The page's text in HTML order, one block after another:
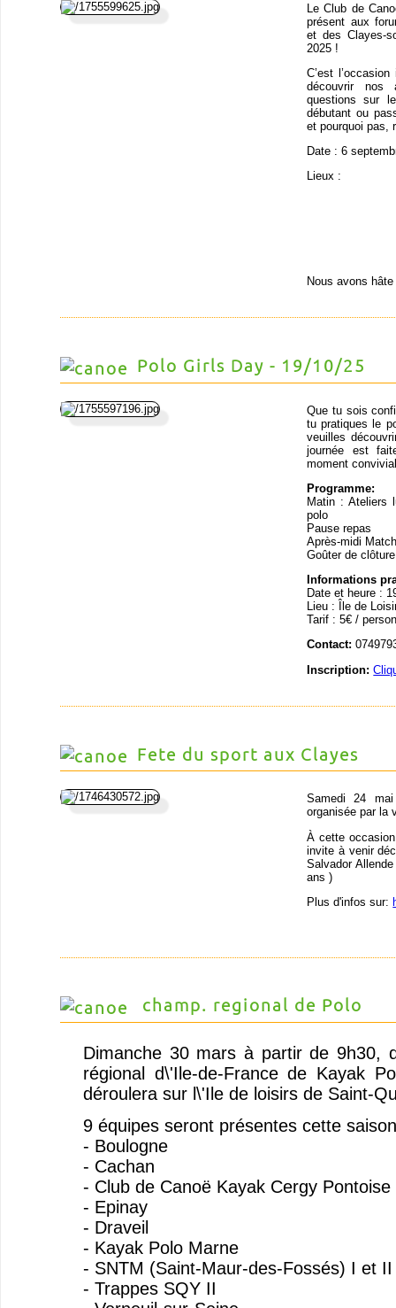
Le Club de
présent aux
et des Clayes-
2025 !
C’est
découvrir nos
questions sur
débutant ou
et pourquoi pas,
Date : 6
Lieux :
Nous avons
Polo Girls Day - 19/10/25
Que tu sois
tu pratiques le
veuilles
journée est
moment
Programme:
Matin : Ateliers
polo
Pause repas
Après-midi
Goûter de clôture
Informations
Date et heure :
Lieu : Île de
Tarif : 5€ /
Contact:
Inscription:
Fete du sport aux Clayes
Samedi 24
organisée par la
À cette
invite à venir
Salvador
ans )
Plus d'infos sur:
champ. regional de Polo
Dimanche 30 mars à partir de 9h30,
régional d\'Ile-de-France de Kayak
déroulera sur l\'Ile de loisirs de Saint-
9 équipes seront présentes cette
- Boulogne
- Cachan
- Club de Canoë Kayak Cergy Pontoise
- Epinay
- Draveil
- Kayak Polo Marne
- SNTM (Saint-Maur-des-Fossés) I et II
- Trappes SQY II